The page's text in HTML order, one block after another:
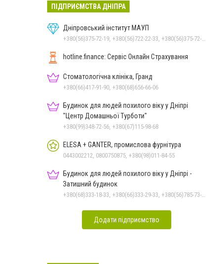
ПІДПРИЄМСТВА ДНІПРА
Дніпровський інститут МАУП
hotline.finance: Сервіс Онлайн Страхування
Стоматологічна клініка, Гранд
+380(66)417-91-90, +380(68)656-66-06
Будинок для людей похилого віку у Дніпрі
"Центр Домашньої Турботи"
+380(99)348-72-56, +380(67)115-98-68
ELESA + GANTER, промислова фурнітура
0443002212, 0800750875, +380(98)011-84-55
Будинок для людей похилого віку у Дніпрі -
Затишний будинок
Додати підприємство